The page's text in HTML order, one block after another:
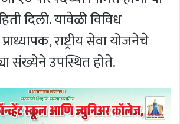
दिली. यावेळी विविध
राष्ट्रीय सेवा योजनेचे
संख्येने उपस्थित होते.